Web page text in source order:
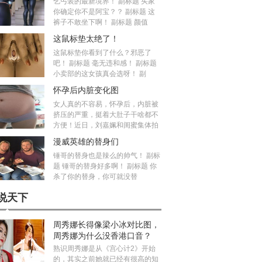
你确定你不是阿宝？？ 副标题 这
裤子不敢坐下啊！ 副标题 颜值
这鼠标垫太绝了！
这鼠标垫你看到了什么？邪恶了
吧！ 副标题 毫无违和感！ 副标题
小卖部的这女孩真会选呀！ 副
怀孕后内脏变化图
女人真的不容易，怀孕后，内脏被
挤压的严重，挺着大肚子干啥都不
方便！近日，刘嘉姵和闺蜜集体拍
漫威英雄的替身们
锤哥的替身也是辣么的帅气！ 副标
题 锤哥的替身好多啊！ 副标题 你
杀了你的替身，你可就没替
天下
周秀娜长得像梁小冰对比图，
周秀娜为什么没香港口音？
熟识周秀娜是从《宫心计2》开始
的，其实之前她就已经有很高的知